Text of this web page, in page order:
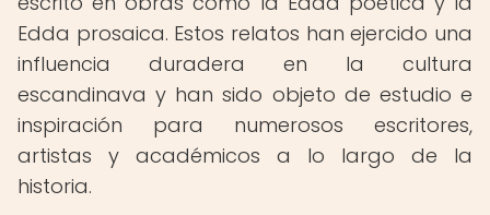
Edda prosaica. Estos relatos han ejercido una
influencia duradera en la cultura
escandinava y han sido objeto de estudio e
inspiración para numerosos escritores,
artistas y académicos a lo largo de la
historia.